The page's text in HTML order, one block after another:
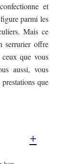
et
parmi les
Mais ce
serrurier offre
que vous
aussi, vous
que